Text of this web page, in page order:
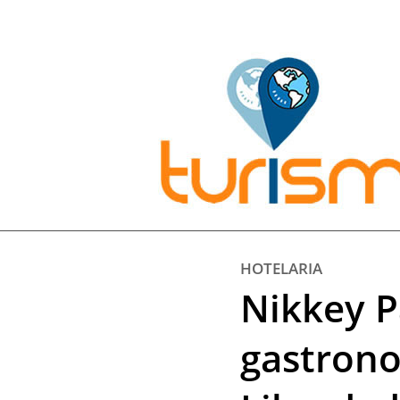
Pesquisar:
HOTELARIA
Nikkey